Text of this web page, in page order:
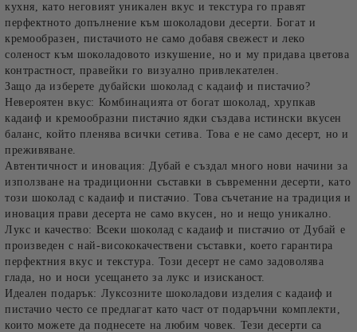
кухня, като неговият уникален вкус и текстура го правят
перфектното допълнение към шоколадови десерти. Богат и
кремообразен, пистачиото не само добавя свежест и леко
соленост към шоколадовото изкушение, но и му придава цветова
контрастност, правейки го визуално привлекателен.
Защо да изберете дубайски шоколад с кадаиф и пистачио?
Невероятен вкус: Комбинацията от богат шоколад, хрупкав
кадаиф и кремообразни пистачио ядки създава истински вкусен
баланс, който пленява всички сетива. Това е не само десерт, но и
преживяване.
Автентичност и иновация: Дубай е създал много нови начини за
използване на традиционни съставки в съвременни десерти, като
този шоколад с кадаиф и пистачио. Това съчетание на традиция и
иновация прави десерта не само вкусен, но и нещо уникално.
Лукс и качество: Всеки шоколад с кадаиф и пистачио от Дубай е
произведен с най-висококачествени съставки, което гарантира
перфектния вкус и текстура. Този десерт не само задоволява
глада, но и носи усещането за лукс и изисканост.
Идеален подарък: Луксозните шоколадови изделия с кадаиф и
пистачио често се предлагат като част от подаръчни комплекти,
които можете да поднесете на любим човек. Тези десерти са